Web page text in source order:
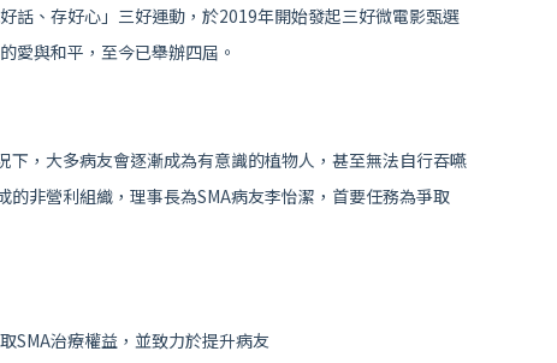
話、存好心」三好運動，於2019年開始發起三好微電影甄選
愛與和平，至今已舉辦四屆。
，大多病友會逐漸成為有意識的植物人，甚至無法自行吞嚥
非營利組織，理事長為SMA病友李怡潔，首要任務為爭取
SMA治療權益，並致力於提升病友